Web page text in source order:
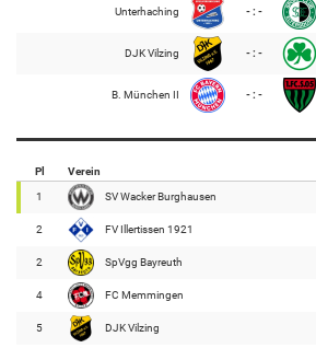
Unterhaching - : -
DJK Vilzing - : -
B. München II - : -
Pl Verein
1 SV Wacker Burghausen
2 FV Illertissen 1921
2 SpVgg Bayreuth
4 FC Memmingen
5 DJK Vilzing